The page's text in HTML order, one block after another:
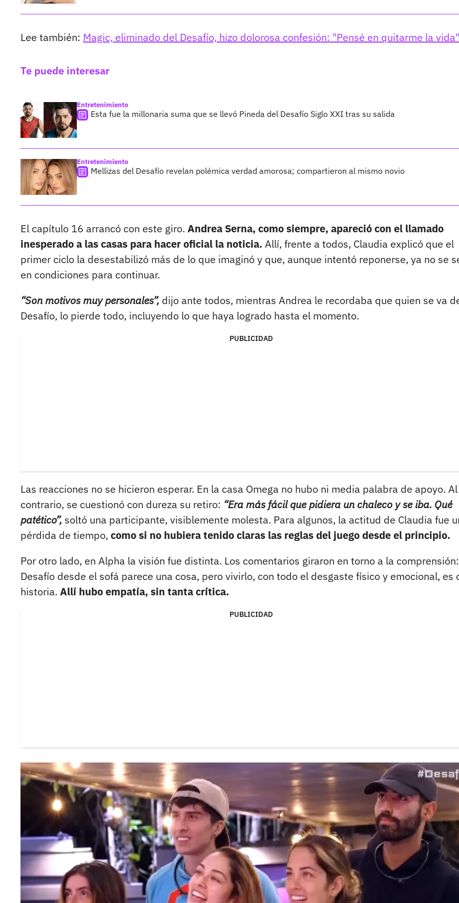
Lee también: Magic, eliminado del Desafío, hizo dolorosa confesión: "Pensé en quitarme la vida"
Te puede interesar
Entretenimiento
Esta fue la millonaria suma que se llevó Pineda del Desafío Siglo XXI tras su salida
Entretenimiento
Mellizas del Desafío revelan polémica verdad amorosa; compartieron al mismo novio
El capítulo 16 arrancó con este giro. Andrea Serna, como siempre, apareció con el llamado
inesperado a las casas para hacer oficial la noticia. Allí, frente a todos, Claudia explicó que el
primer ciclo la desestabilizó más de lo que imaginó y que, aunque intentó reponerse, ya no se
en condiciones para continuar.
“Son motivos muy personales”, dijo ante todos, mientras Andrea le recordaba que quien se va
Desafío, lo pierde todo, incluyendo lo que haya logrado hasta el momento.
PUBLICIDAD
Las reacciones no se hicieron esperar. En la casa Omega no hubo ni media palabra de apoyo. Al
contrario, se cuestionó con dureza su retiro: “Era más fácil que pidiera un chaleco y se iba. Qué
patético”, soltó una participante, visiblemente molesta. Para algunos, la actitud de Claudia fue
pérdida de tiempo, como si no hubiera tenido claras las reglas del juego desde el principio.
Por otro lado, en Alpha la visión fue distinta. Los comentarios giraron en torno a la
Desafío desde el sofá parece una cosa, pero vivirlo, con todo el desgaste físico y emocional, es
historia. Allí hubo empatía, sin tanta crítica.
PUBLICIDAD